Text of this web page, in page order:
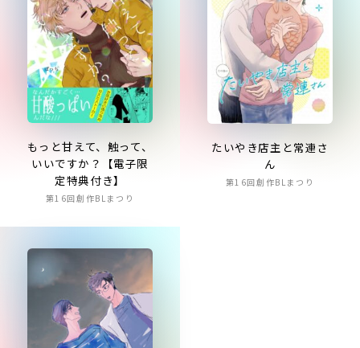
もっと甘えて、触って、
いいですか？【電子限
定特典付き】
第16回創作BLまつり
たいやき店主と常連さ
ん
第16回創作BLまつり